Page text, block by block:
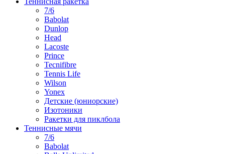
7/6
Babolat
Dunlop
Head
Lacoste
Prince
Tecnifibre
Tennis Life
Wilson
Yonex
Детские (юниорские)
Изотоники
Ракетки для пиклбола
Теннисные мячи
7/6
Babolat